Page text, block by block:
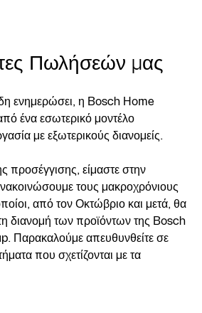
Πωλήσεών μας
ενημερώσει, η Bosch Home
ένα εσωτερικό μοντέλο
με εξωτερικούς διανομείς.
προσέγγισης, είμαστε στην
τους μακροχρόνιους
από τον Οκτώβριο και μετά, θα
διανομή των προϊόντων της Bosch
Παρακαλούμε απευθυνθείτε σε
που σχετίζονται με τα